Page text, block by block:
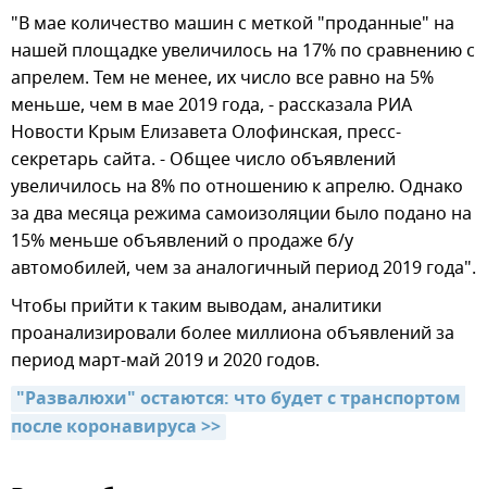
"В мае количество машин с меткой "проданные" на
нашей площадке увеличилось на 17% по сравнению с
апрелем. Тем не менее, их число все равно на 5%
меньше, чем в мае 2019 года, - рассказала РИА
Новости Крым Елизавета Олофинская, пресс-
секретарь сайта. - Общее число объявлений
увеличилось на 8% по отношению к апрелю. Однако
за два месяца режима самоизоляции было подано на
15% меньше объявлений о продаже б/у
автомобилей, чем за аналогичный период 2019 года".
Чтобы прийти к таким выводам, аналитики
проанализировали более миллиона объявлений за
период март-май 2019 и 2020 годов.
"Развалюхи" остаются: что будет с транспортом
после коронавируса >>